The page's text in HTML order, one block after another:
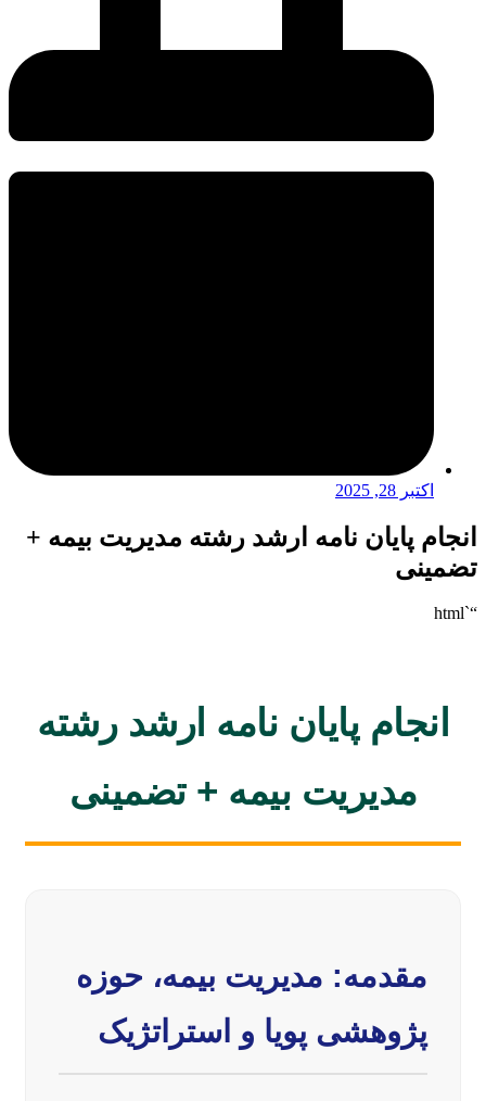
اکتبر 28, 2025
انجام پایان نامه ارشد رشته مدیریت بیمه +
تضمینی
“`html
انجام پایان نامه ارشد رشته
مدیریت بیمه + تضمینی
مقدمه: مدیریت بیمه، حوزه
پژوهشی پویا و استراتژیک